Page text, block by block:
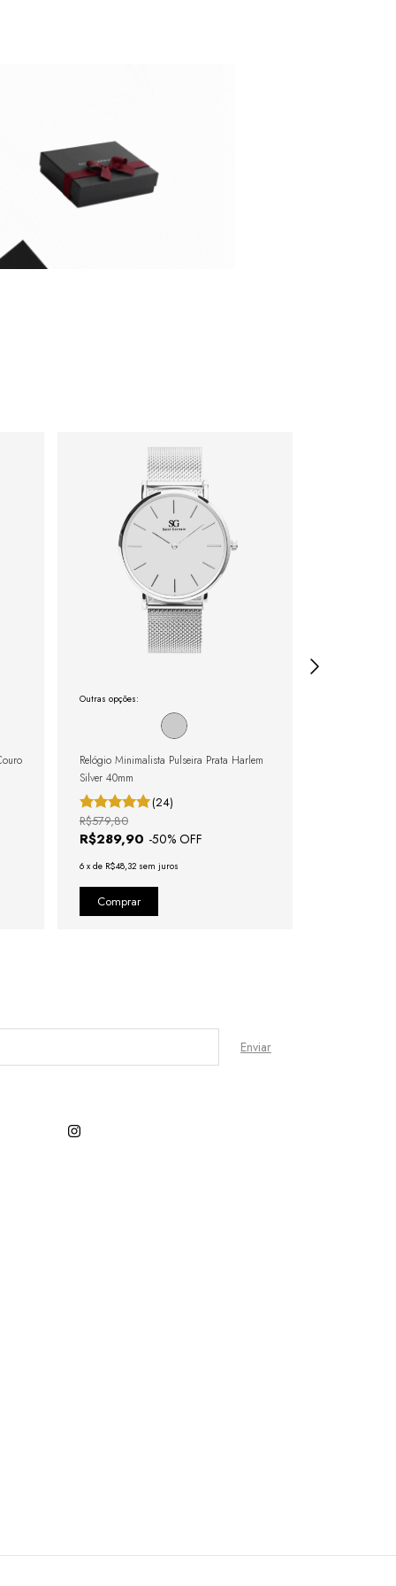
Outras opções:
Relógio Minimalista Pulseira Prata Harlem
Silver 40mm
(24)
R$289,90 -50% OFF
R$579,80
6 x de R$48,32 sem juros